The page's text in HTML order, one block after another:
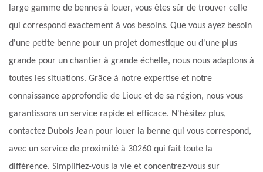
large gamme de bennes à louer, vous êtes sûr de trouver celle
qui correspond exactement à vos besoins. Que vous ayez besoin
d'une petite benne pour un projet domestique ou d'une plus
grande pour un chantier à grande échelle, nous nous adaptons à
toutes les situations. Grâce à notre expertise et notre
connaissance approfondie de Liouc et de sa région, nous vous
garantissons un service rapide et efficace. N'hésitez plus,
contactez Dubois Jean pour louer la benne qui vous correspond,
avec un service de proximité à 30260 qui fait toute la
différence. Simplifiez-vous la vie et concentrez-vous sur